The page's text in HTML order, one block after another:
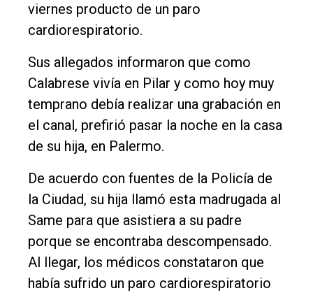
Cultura
Entrevistas
Rural
Deportes
Fúnebres
Edición
Nosotros
Contacto
viernes producto de un paro
cardiorespiratorio.
Sus allegados informaron que como
Calabrese vivía en Pilar y como hoy muy
temprano debía realizar una grabación en
el canal, prefirió pasar la noche en la casa
de su hija, en Palermo.
De acuerdo con fuentes de la Policía de
la Ciudad, su hija llamó esta madrugada al
Same para que asistiera a su padre
porque se encontraba descompensado.
Al llegar, los médicos constataron que
había sufrido un paro cardiorespiratorio